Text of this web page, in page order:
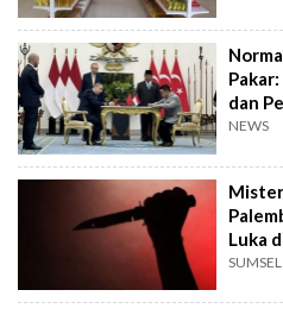
dan
NEWS
Luka
SUMSEL